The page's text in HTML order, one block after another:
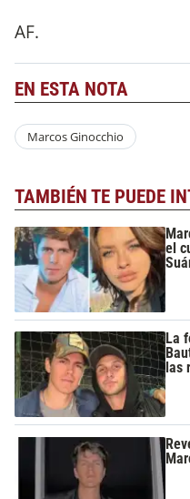
AF.
EN ESTA NOTA
Marcos Ginocchio
TAMBIÉN TE PUEDE
el
La
las